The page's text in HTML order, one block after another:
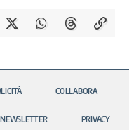
COLLABORA
NEWSLETTER PRIVACY